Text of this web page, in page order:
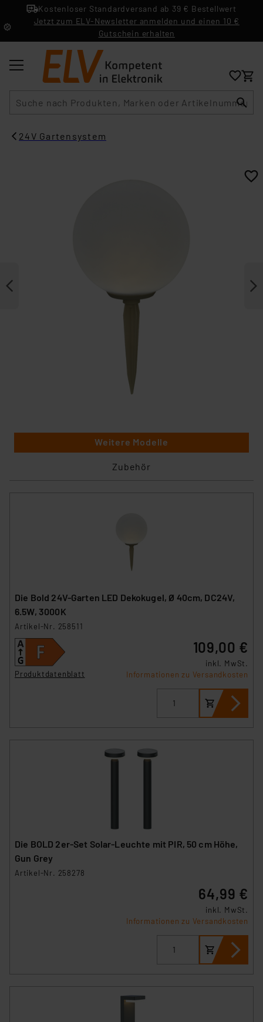
Kostenloser Standardversand ab 39 € Bestellwert
Jetzt zum ELV-Newsletter anmelden und einen 10 €
Gutschein erhalten
24V Gartensystem
Weitere Modelle
Zubehör
Die Bold 24V-Garten LED Dekokugel, Ø 40cm, DC24V,
6.5W, 3000K
Artikel-Nr. 258511
Produktdatenblatt
109,00 €
inkl. MwSt.
Informationen zu Versandkosten
Die BOLD 2er-Set Solar-Leuchte mit PIR, 50 cm Höhe,
Gun Grey
Artikel-Nr. 258278
64,99 €
inkl. MwSt.
Informationen zu Versandkosten